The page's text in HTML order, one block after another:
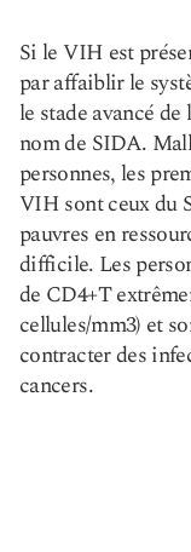
Si le VIH est
par affaiblir le
le stade avancé
nom de SIDA.
personnes, les
VIH sont ceux du
pauvres en
difficile. Les
de CD4+T
cellules/mm3) et
contracter des
cancers.